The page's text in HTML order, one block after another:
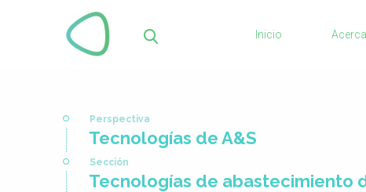
Inicio
Usted
está
aquí
Tecnologías de A&S
Tecnologías de abastecimiento